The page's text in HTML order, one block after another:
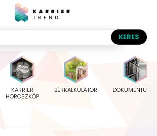
KARRIER
HOROSZKÓP
BÉRKALKULÁTOR